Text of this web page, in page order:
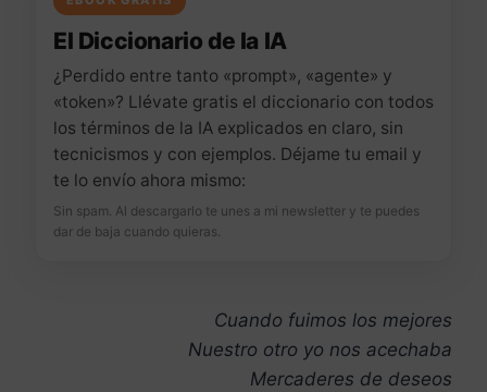
El Diccionario de la IA
¿Perdido entre tanto «prompt», «agente» y
«token»? Llévate gratis el diccionario con todos
los términos de la IA explicados en claro, sin
tecnicismos y con ejemplos. Déjame tu email y
te lo envío ahora mismo:
Sin spam. Al descargarlo te unes a mi newsletter y te puedes
dar de baja cuando quieras.
Cuando fuimos los mejores
Nuestro otro yo nos acechaba
Mercaderes de deseos